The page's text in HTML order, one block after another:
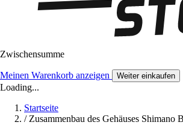
Zwischensumme
Meinen Warenkorb anzeigen Weiter einkaufen
Loading...
Startseite
/ Zusammenbau des Gehäuses Shimano